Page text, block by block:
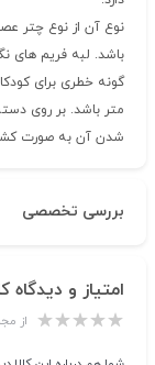
نوع آن از نوع چتر
باشد. لبه فریم های
متر باشد. بر روی
شدن آن به صورت
بررسی تخصصی
امتیاز و دیدگاه
از مجموع